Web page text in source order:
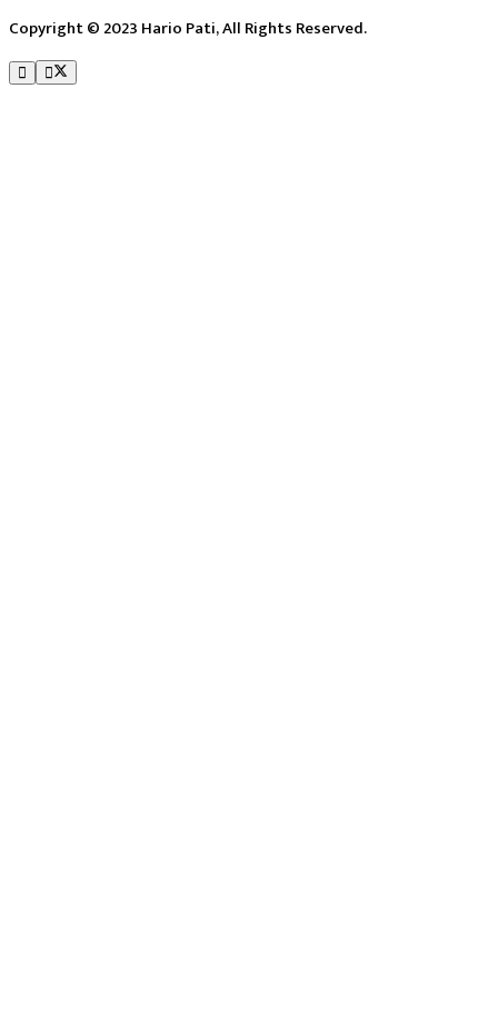
Copyright © 2023 Hario Pati, All Rights Reserved.